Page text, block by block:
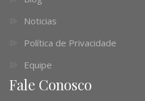
Noticias
Política de Privacidade
Equipe
Fale Conosco